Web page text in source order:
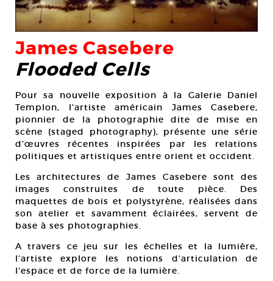
James Casebere
Flooded Cells
Pour sa nouvelle exposition à la Galerie Daniel
Templon, l’artiste américain James Casebere,
pionnier de la photographie dite de mise en
scène (staged photography), présente une série
d’œuvres récentes inspirées par les relations
politiques et artistiques entre orient et occident.
Les architectures de James Casebere sont des
images construites de toute pièce. Des
maquettes de bois et polystyrène, réalisées dans
son atelier et savamment éclairées, servent de
base à ses photographies.
A travers ce jeu sur les échelles et la lumière,
l’artiste explore les notions d’articulation de
l’espace et de force de la lumière.